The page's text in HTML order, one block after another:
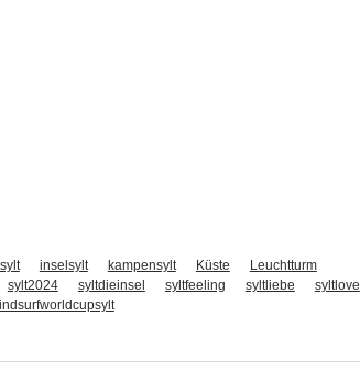
inselsylt kampensylt Küste
Leuchtturm
sylt2024 syltdieinsel syltfeeling syltliebe
syltlove